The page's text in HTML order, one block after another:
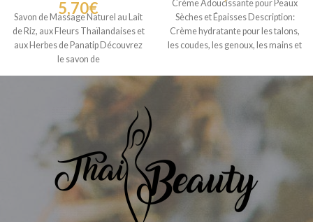
5,70€
Savon de Massage Naturel au Lait
de Riz, aux Fleurs Thaïlandaises et
aux Herbes de Panatip Découvrez
le savon de
Crème Adoucissante pour Peaux
Sèches et Épaisses Description:
Crème hydratante pour les talons,
les coudes, les genoux, les mains et